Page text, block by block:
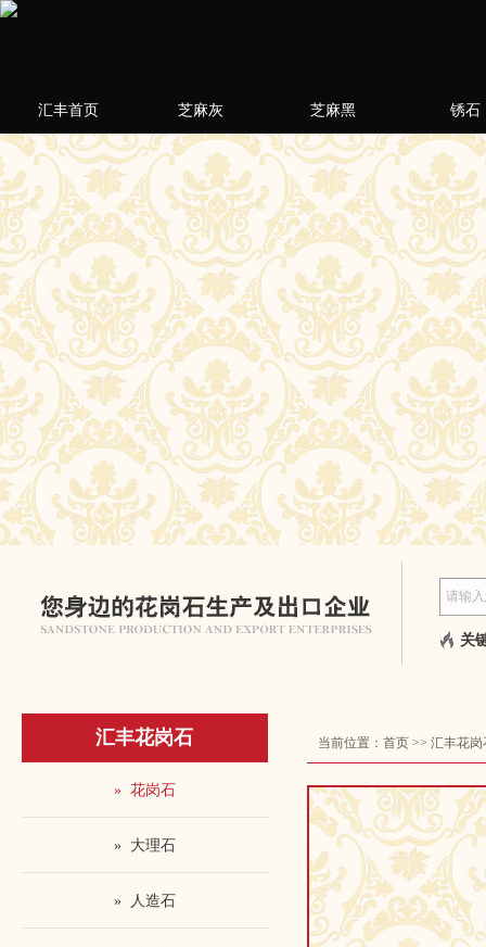
汇丰首页 芝麻灰 芝麻黑 锈石
关
汇丰花岗石
» 花岗石
» 大理石
» 人造石
当前位置： 首页 >> 汇丰花岗